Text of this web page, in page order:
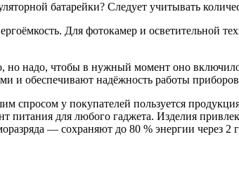
батарейки? Следует учитывать
Для фотокамер и осветительной
но надо, чтобы в нужный момент оно
и обеспечивают надёжность работы
спросом у покупателей пользуется
питания для любого гаджета. Изделия
— сохраняют до 80 % энергии